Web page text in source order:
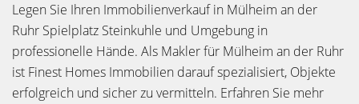
Legen Sie Ihren Immobilienverkauf in Mülheim an der
Ruhr Spielplatz Steinkuhle und Umgebung in
professionelle Hände. Als Makler für Mülheim an der Ruhr
ist Finest Homes Immobilien darauf spezialisiert, Objekte
erfolgreich und sicher zu vermitteln. Erfahren Sie mehr